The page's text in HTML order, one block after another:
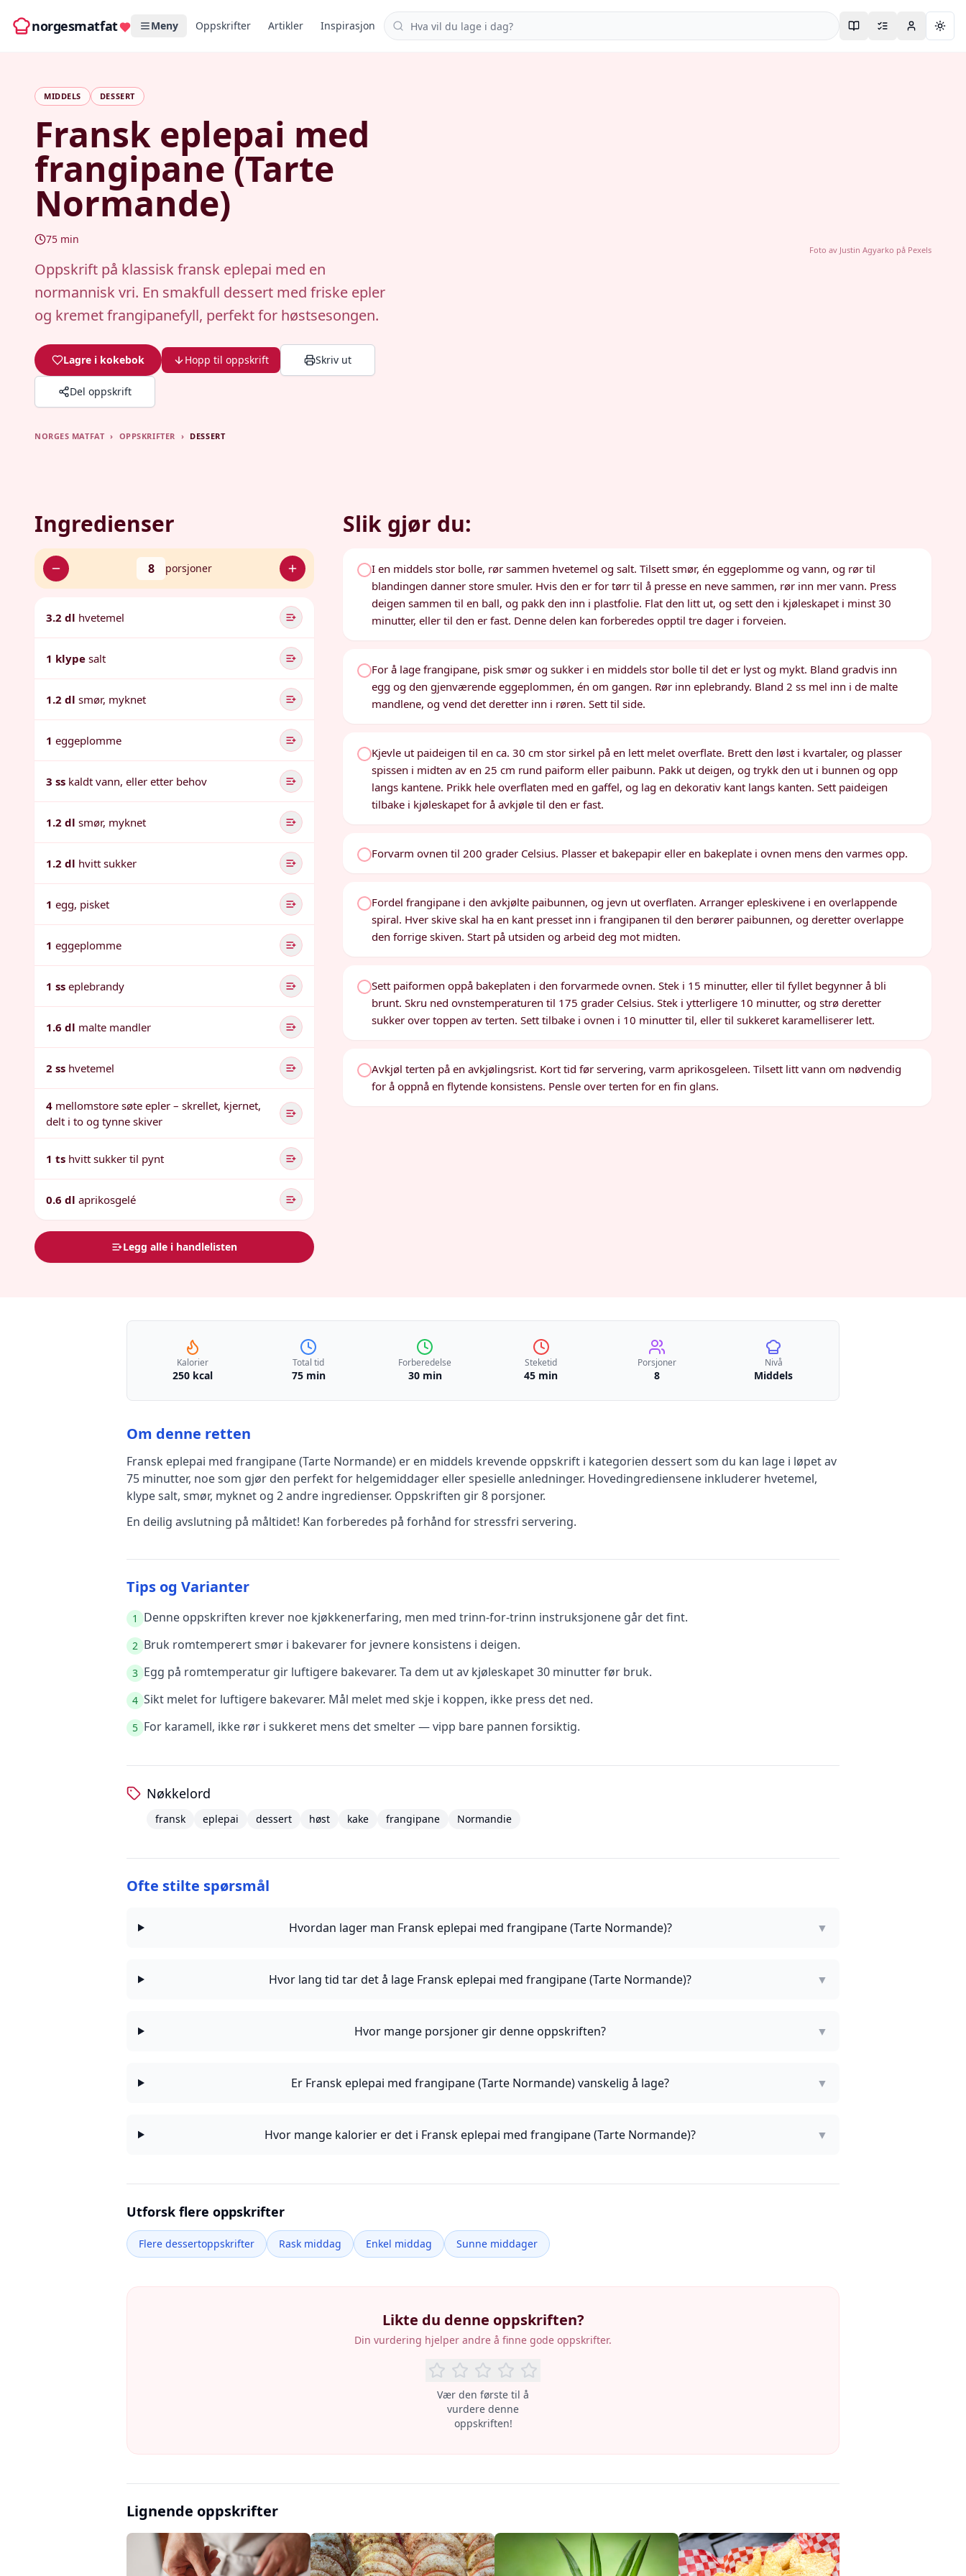
norgesmatfat Meny Oppskrifter Artikler Inspirasjon Søk i oppskrifter
MIDDELS DESSERT
Fransk eplepai med
frangipane (Tarte
Normande)
75 min
Oppskrift på klassisk fransk eplepai med en
normannisk vri. En smakfull dessert med friske epler
og kremet frangipanefyll, perfekt for høstsesongen.
Lagre i kokebok Hopp til oppskrift Skriv ut
Del oppskrift
Foto av Justin Agyarko på Pexels
NORGES MATFAT › OPPSKRIFTER › DESSERT
Ingredienser
8 porsjoner
3.2 dl hvetemel
1 klype salt
1.2 dl smør, myknet
1 eggeplomme
3 ss kaldt vann, eller etter behov
1.2 dl smør, myknet
1.2 dl hvitt sukker
1 egg, pisket
1 eggeplomme
1 ss eplebrandy
1.6 dl malte mandler
2 ss hvetemel
4 mellomstore søte epler – skrellet, kjernet,
delt i to og tynne skiver
1 ts hvitt sukker til pynt
0.6 dl aprikosgelé
Legg alle i handlelisten
Slik gjør du:
I en middels stor bolle, rør sammen hvetemel og salt. Tilsett smør, én eggeplomme og vann, og rør til
blandingen danner store smuler. Hvis den er for tørr til å presse en neve sammen, rør inn mer vann. Press
deigen sammen til en ball, og pakk den inn i plastfolie. Flat den litt ut, og sett den i kjøleskapet i minst 30
minutter, eller til den er fast. Denne delen kan forberedes opptil tre dager i forveien.
For å lage frangipane, pisk smør og sukker i en middels stor bolle til det er lyst og mykt. Bland gradvis inn
egg og den gjenværende eggeplommen, én om gangen. Rør inn eplebrandy. Bland 2 ss mel inn i de malte
mandlene, og vend det deretter inn i røren. Sett til side.
Kjevle ut paideigen til en ca. 30 cm stor sirkel på en lett melet overflate. Brett den løst i kvartaler, og plasser
spissen i midten av en 25 cm rund paiform eller paibunn. Pakk ut deigen, og trykk den ut i bunnen og opp
langs kantene. Prikk hele overflaten med en gaffel, og lag en dekorativ kant langs kanten. Sett paideigen
tilbake i kjøleskapet for å avkjøle til den er fast.
Forvarm ovnen til 200 grader Celsius. Plasser et bakepapir eller en bakeplate i ovnen mens den varmes opp.
Fordel frangipane i den avkjølte paibunnen, og jevn ut overflaten. Arranger epleskivene i en overlappende
spiral. Hver skive skal ha en kant presset inn i frangipanen til den berører paibunnen, og deretter overlappe
den forrige skiven. Start på utsiden og arbeid deg mot midten.
Sett paiformen oppå bakeplaten i den forvarmede ovnen. Stek i 15 minutter, eller til fyllet begynner å bli
brunt. Skru ned ovnstemperaturen til 175 grader Celsius. Stek i ytterligere 10 minutter, og strø deretter
sukker over toppen av terten. Sett tilbake i ovnen i 10 minutter til, eller til sukkeret karamelliserer lett.
Avkjøl terten på en avkjølingsrist. Kort tid før servering, varm aprikosgeleen. Tilsett litt vann om nødvendig
for å oppnå en flytende konsistens. Pensle over terten for en fin glans.
Kalorier
250 kcal
Total tid
75 min
Forberedelse
30 min
Steketid
45 min
Porsjoner
8
Nivå
Middels
Om denne retten
Fransk eplepai med frangipane (Tarte Normande) er en middels krevende oppskrift i kategorien dessertsom du kan lage i løpet av
75 minutter, noe som gjør den perfekt for helgemiddager eller spesielle anledninger. Hovedingrediensene inkluderer hvetemel,
klype salt, smør, myknet og 2 andre ingredienser. Oppskriften gir8 porsjoner.
En deilig avslutning på måltidet! Kan forberedes på forhånd for stressfri servering.
Tips og Varianter
1 Denne oppskriften krever noe kjøkkenerfaring, men med trinn-for-trinn instruksjonene går det fint.
2 Bruk romtemperert smør i bakevarer for jevnere konsistens i deigen.
3 Egg på romtemperatur gir luftigere bakevarer. Ta dem ut av kjøleskapet 30 minutter før bruk.
4 Sikt melet for luftigere bakevarer. Mål melet med skje i koppen, ikke press det ned.
5 For karamell, ikke rør i sukkeret mens det smelter — vipp bare pannen forsiktig.
Nøkkelord
fransk eplepai dessert høst kake frangipane Normandie
Ofte stilte spørsmål
Hvordan lager man Fransk eplepai med frangipane (Tarte Normande)? ▼
Hvor lang tid tar det å lage Fransk eplepai med frangipane (Tarte Normande)? ▼
Hvor mange porsjoner gir denne oppskriften? ▼
Er Fransk eplepai med frangipane (Tarte Normande) vanskelig å lage? ▼
Hvor mange kalorier er det i Fransk eplepai med frangipane (Tarte Normande)? ▼
Utforsk flere oppskrifter
Flere dessertoppskrifter Rask middag Enkel middag Sunne middager
Likte du denne oppskriften?
Din vurdering hjelper andre å finne gode oppskrifter.
Vær den første til å
vurdere denne
oppskriften!
Lignende oppskrifter